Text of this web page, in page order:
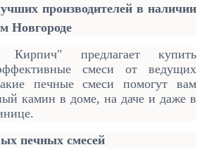
производителей в наличии
Новгороде
предлагает купить
смеси от ведущих
печные смеси помогут вам
камин в доме, на даче и даже в
печных смесей